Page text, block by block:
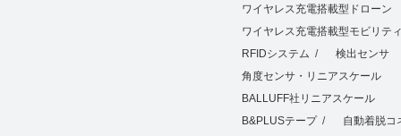
ワイヤレス充電搭載型ドローン
ワイヤレス充電搭載型モビリテ
RFIDシステム /
検出センサ
角度センサ・リニアスケール
BALLUFF社リニアスケール
B&PLUSテープ /
自動着脱コ